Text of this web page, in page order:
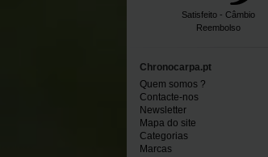
Satisfeito - Câmbio
Reembolso
Chronocarpa.pt
Quem somos ?
Contacte-nos
Newsletter
Mapa do site
Categorias
Marcas